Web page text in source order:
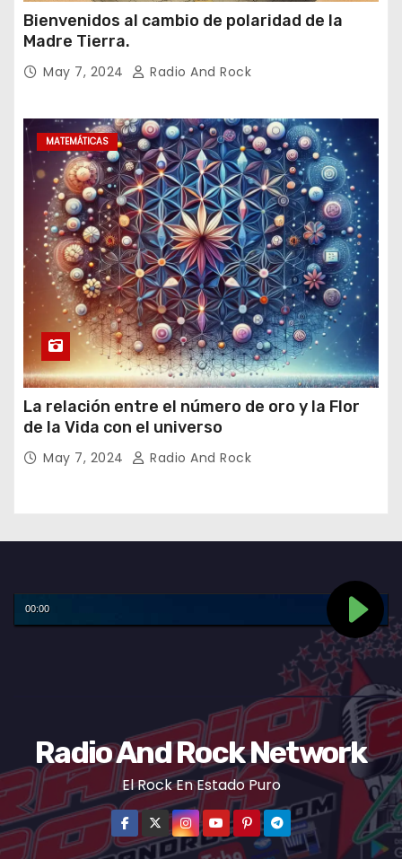
Bienvenidos al cambio de polaridad de la
Madre Tierra.
May 7, 2024 Radio And Rock
MATEMÁTICAS
La relación entre el número de oro y la Flor
de la Vida con el universo
May 7, 2024 Radio And Rock
Radio And Rock Network
El Rock En Estado Puro